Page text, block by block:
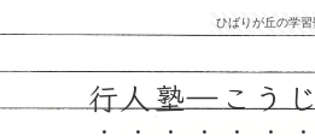
ひばりが丘の学習
行人塾―こう